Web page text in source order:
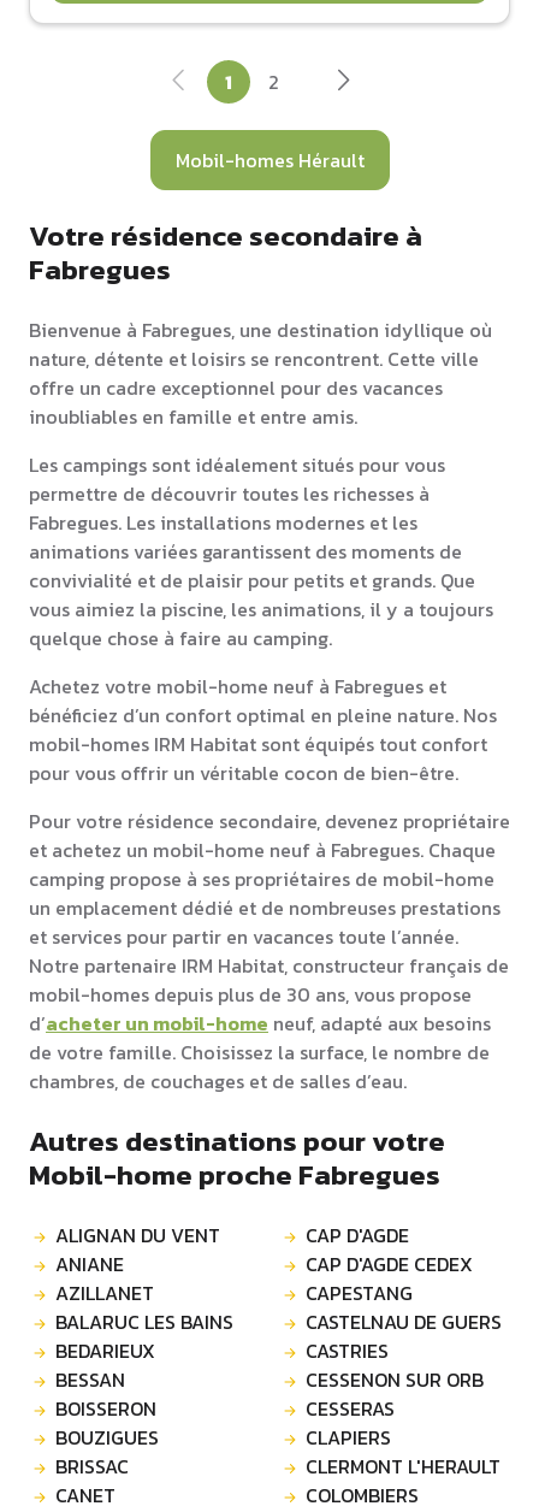
1 2
Mobil-homes Hérault
Votre résidence secondaire à
Fabregues
Bienvenue à Fabregues, une destination idyllique où
nature, détente et loisirs se rencontrent. Cette ville
offre un cadre exceptionnel pour des vacances
inoubliables en famille et entre amis.
Les campings sont idéalement situés pour vous
permettre de découvrir toutes les richesses à
Fabregues. Les installations modernes et les
animations variées garantissent des moments de
convivialité et de plaisir pour petits et grands. Que
vous aimiez la piscine, les animations, il y a toujours
quelque chose à faire au camping.
Achetez votre mobil-home neuf à Fabregues et
bénéficiez d’un confort optimal en pleine nature. Nos
mobil-homes IRM Habitat sont équipés tout confort
pour vous offrir un véritable cocon de bien-être.
Pour votre résidence secondaire, devenez propriétaire
et achetez un mobil-home neuf à Fabregues. Chaque
camping propose à ses propriétaires de mobil-home
un emplacement dédié et de nombreuses prestations
et services pour partir en vacances toute l’année.
Notre partenaire IRM Habitat, constructeur français de
mobil-homes depuis plus de 30 ans, vous propose
d’acheter un mobil-home neuf, adapté aux besoins
de votre famille. Choisissez la surface, le nombre de
chambres, de couchages et de salles d’eau.
Autres destinations pour votre
Mobil-home proche Fabregues
ALIGNAN DU VENT
ANIANE
AZILLANET
BALARUC LES BAINS
BEDARIEUX
BESSAN
BOISSERON
BOUZIGUES
BRISSAC
CANET
CAP D'AGDE
CAP D'AGDE CEDEX
CAPESTANG
CASTELNAU DE GUERS
CASTRIES
CESSENON SUR ORB
CESSERAS
CLAPIERS
CLERMONT L'HERAULT
COLOMBIERS